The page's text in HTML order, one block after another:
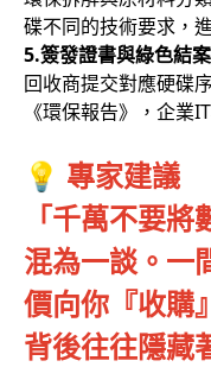
碟不同的技術要求，
5.簽發證書與綠色結
回收商提交對應硬碟
《環保報告》，企業
💡 專家建議
「千萬不要
混為一談。一
價向你『收購
背後往往隱藏